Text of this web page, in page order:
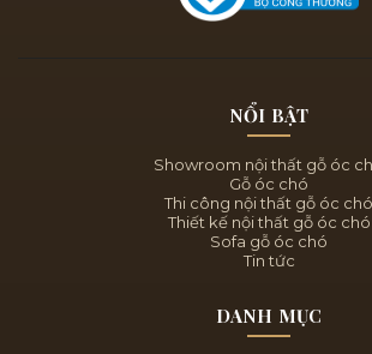
NỔI BẬT
Showroom nội thất gỗ óc
Gỗ óc chó
Thi công nội thất gỗ óc chó
Thiết kế nội thất gỗ óc chó
Sofa gỗ óc chó
Tin tức
DANH MỤC